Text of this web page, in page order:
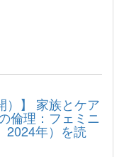
）】 家族とケア
倫理：フェミニ
2024年）を読